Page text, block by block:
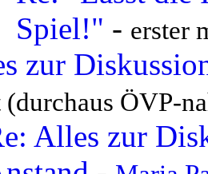
Spiel!" - erster
zur
ÖVP-
Alles zur